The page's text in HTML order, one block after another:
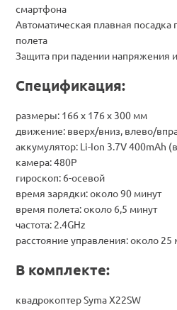
смартфона
Автоматическая плавная
полета
Защита при падении напряжения
Спецификация:
размеры: 166 х 176 х 300 мм
движение: вверх/вниз, влево/
аккумулятор: Li-Ion 3.7V 400mAh
камера: 480Р
гироскоп: 6-осевой
время зарядки: около 90 минут
время полета: около 6,5 минут
частота: 2.4GHz
расстояние управления: около 25
В комплекте:
квадрокоптер Syma X22SW